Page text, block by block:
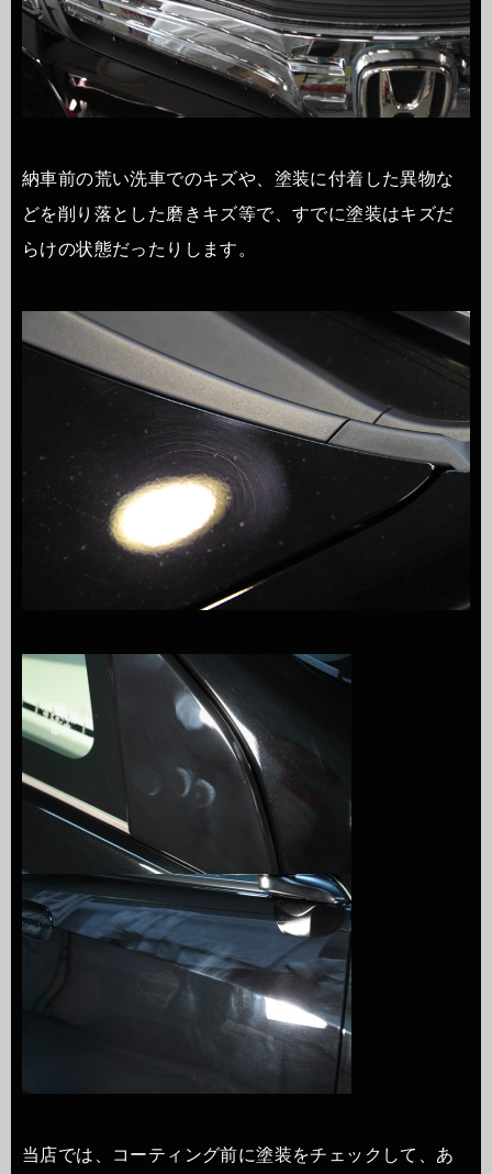
納車前の荒い洗車でのキズや、塗装に付着した異物な
どを削り落とした磨きキズ等で、すでに塗装はキズだ
らけの状態だったりします。
当店では、コーティング前に塗装をチェックして、あ